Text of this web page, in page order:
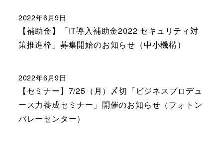
【補助金】「IT導入補助金2022 セキュリティ対
策推進枠」募集開始のお知らせ（中小機構）
2022年6月9日
【セミナー】7/25（月）〆切「ビジネスプロデュ
ース力養成セミナー」開催のお知らせ（フォトン
バレーセンター）
2022年6月9日